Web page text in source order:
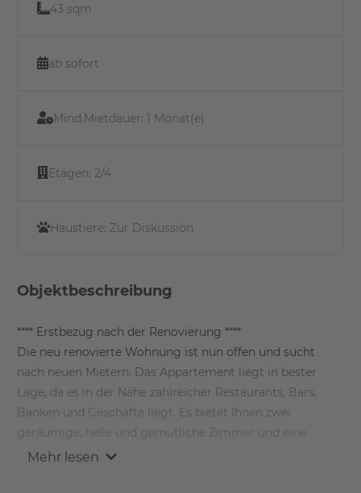
43 sqm
ab sofort
Mind.Mietdauer: 1 Monat(e)
Etagen: 2/4
Haustiere: Zur Diskussion
Objektbeschreibung
**** Erstbezug nach der Renovierung ****
Die neu renovierte Wohnung ist nun offen und sucht
nach neuen Mietern. Das Appartement liegt in bester
Lage, da es in der Nähe zahlreicher Restaurants, Bars,
Banken und Geschäfte liegt. Es bietet Ihnen zwei
geräumige, helle und gemütliche Zimmer und eine
brandneue Einbauküche. Wenn Sie also alle Restaurants
Mehr lesen